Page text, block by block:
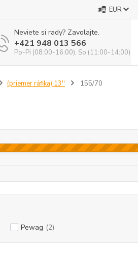
EUR
Neviete si rady? Zavolajte.
+421 948 013 566
Po-Pi (08:00-16:00), So (11:00-14:00)
(priemer ráfika) 13'' 155/70
Pewag (2)